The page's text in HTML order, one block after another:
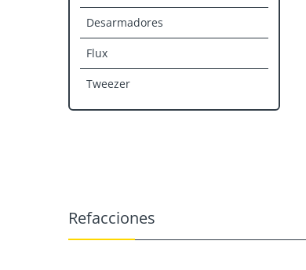
Desarmadores
Flux
Tweezer
Refacciones